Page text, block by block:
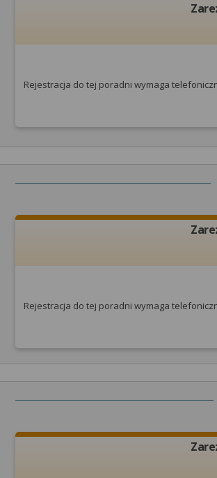
Rejestracja do tej poradni wymaga
Rejestracja do tej poradni wymaga